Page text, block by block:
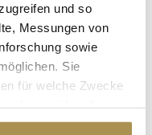
und so
Messungen von
sowie
Sie
für welche Zwecke
auf das Privacy